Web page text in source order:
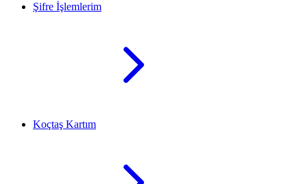
Şifre İşlemlerim
Koçtaş Kartım